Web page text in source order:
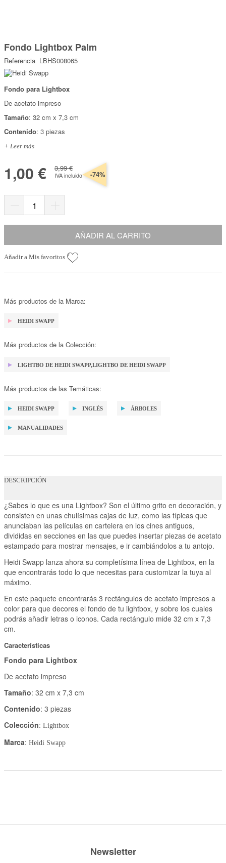
Top Ventas
Temática
Somos Kimidori
comienzo
de
la
galería
de
imágenes
Fondo Lightbox Palm
Referencia LBHS008065
Fondo para Lightbox
De acetato impreso
Tamaño: 32 cm x 7,3 cm
Contenido: 3 piezas
+ Leer más
1,00 € 3,99 €
IVA incluido -74%
AÑADIR AL CARRITO
Añadir a Mis favoritos
Más productos de la Marca:
HEIDI SWAPP
Más productos de la Colección:
LIGHTBO DE HEIDI SWAPP,LIGHTBO DE HEIDI SWAPP
Más productos de las Temáticas:
HEIDI SWAPP INGLÉS ÁRBOLES
MANUALIDADES
DESCRIPCIÓN
¿Sabes lo que es una Lightbox? Son el último grito en decoración, y
consisten en unas chulísimas cajas de luz, como las típicas que
anunciaban las películas en cartelera en los cines antiguos,
divididas en secciones en las que puedes insertar piezas de acetato
estampado para mostrar mensajes, e ir cambiándolos a tu antojo.
Heidi Swapp lanza ahora su completísima línea de Lightbox, en la
que encontrarás todo lo que necesitas para customizar la tuya al
máximo.
En este paquete encontrarás 3 rectángulos de acetato impresos a
color para que decores el fondo de tu lightbox, y sobre los cuales
podrás añadir letras o iconos. Cada rectángulo mide 32 cm x 7,3
cm.
Características
Fondo para Lightbox
De acetato impreso
Tamaño: 32 cm x 7,3 cm
Contenido: 3 piezas
Colección: Lightbox
Marca: Heidi Swapp
Newsletter